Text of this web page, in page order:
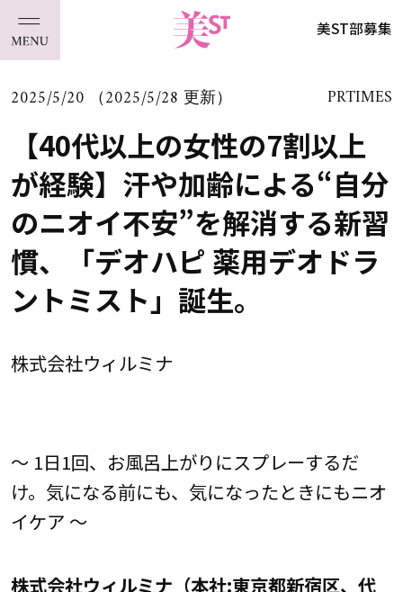
美ST部募集
2025/5/20 （2025/5/28 更新） PRTIMES
【40代以上の女性の7割以上
が経験】汗や加齢による“自分
のニオイ不安”を解消する新習
慣、「デオハピ 薬用デオドラ
ントミスト」誕生。
株式会社ウィルミナ
～ 1日1回、お風呂上がりにスプレーするだ
け。気になる前にも、気になったときにもニオ
イケア ～
株式会社ウィルミナ（本社:東京都新宿区、代